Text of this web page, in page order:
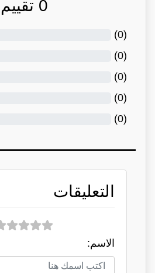
0 تقييم
(
0
)
(
0
)
(
0
)
(
0
)
(
0
)
التعليقات
الاسم: